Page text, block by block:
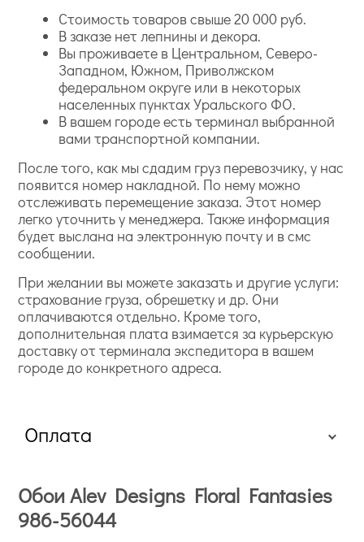
Стоимость товаров свыше 20 000 руб.
В заказе нет лепнины и декора.
Вы проживаете в Центральном, Северо-
Западном, Южном, Приволжском
федеральном округе или в некоторых
населенных пунктах Уральского ФО.
В вашем городе есть терминал выбранной
вами транспортной компании.
После того, как мы сдадим груз перевозчику, у нас
появится номер накладной. По нему можно
отслеживать перемещение заказа. Этот номер
легко уточнить у менеджера. Также информация
будет выслана на электронную почту и в смс
сообщении.
При желании вы можете заказать и другие услуги:
страхование груза, обрешетку и др. Они
оплачиваются отдельно. Кроме того,
дополнительная плата взимается за курьерскую
доставку от терминала экспедитора в вашем
городе до конкретного адреса.
Оплата
Обои Alev Designs Floral Fantasies
986-56044